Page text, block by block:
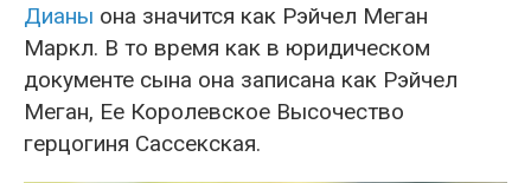
Дианы она значится как Рэйчел Меган
Маркл. В то время как в юридическом
документе сына она записана как Рэйчел
Меган, Ее Королевское Высочество
герцогиня Сассекская.